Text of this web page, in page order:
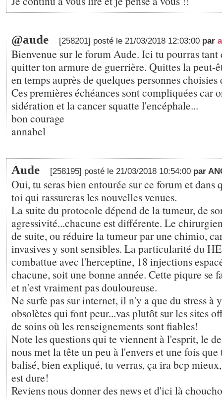
@aude [258201] posté le 21/03/2018 12:03:00 par
Bienvenue sur le forum Aude. Ici tu pourras tant
quitter ton armure de guerrière. Quittes la peut-
en temps auprès de quelques personnes
Ces premières échéances sont compliquées car
sidération et la cancer squatte l'encéphale...
bon courage
annabel
Aude [258195] posté le 21/03/2018 10:54:00 par
Oui, tu seras bien entourée sur ce forum et dans
toi qui rassureras les nouvelles venues.
La suite du protocole dépend de la tumeur, de
agressivité...chacune est différente. Le
de suite, ou réduire la tumeur par une chimio,
invasives y sont sensibles. La particularité du
combattue avec l'herceptine, 18 injections
chacune, soit une bonne année. Cette piqure se
et n'est vraiment pas douloureuse.
Ne surfe pas sur internet, il n'y a que du stress à
obsolètes qui font peur...vas plutôt sur les sites
de soins où les renseignements sont fiables!
Note les questions qui te viennent à l'esprit, le
nous met la tête un peu à l'envers et une fois
balisé, bien expliqué, tu verras, ça ira bcp
est dure!
Reviens nous donner des news et d'ici là